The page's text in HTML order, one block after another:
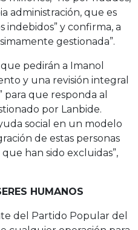
administración, que es
indebidos” y confirma, a
gestionada”.
pedirán a Imanol
y una revisión integral
que responda al
por Lanbide.
social en un modelo
de estas personas
han sido excluidas”,
HUMANOS
del Partido Popular del